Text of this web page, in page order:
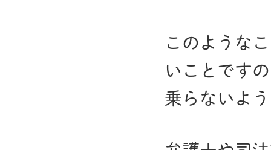
このような
いことです
乗らないよ